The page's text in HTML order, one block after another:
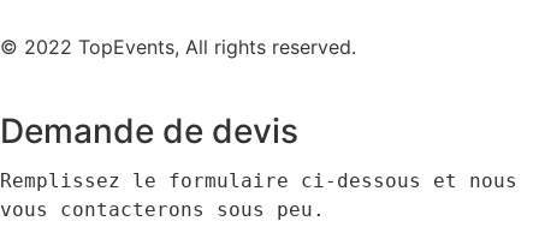
© 2022 TopEvents, All rights reserved.
Demande de devis
Remplissez le formulaire ci-dessous et nous
vous contacterons sous peu.